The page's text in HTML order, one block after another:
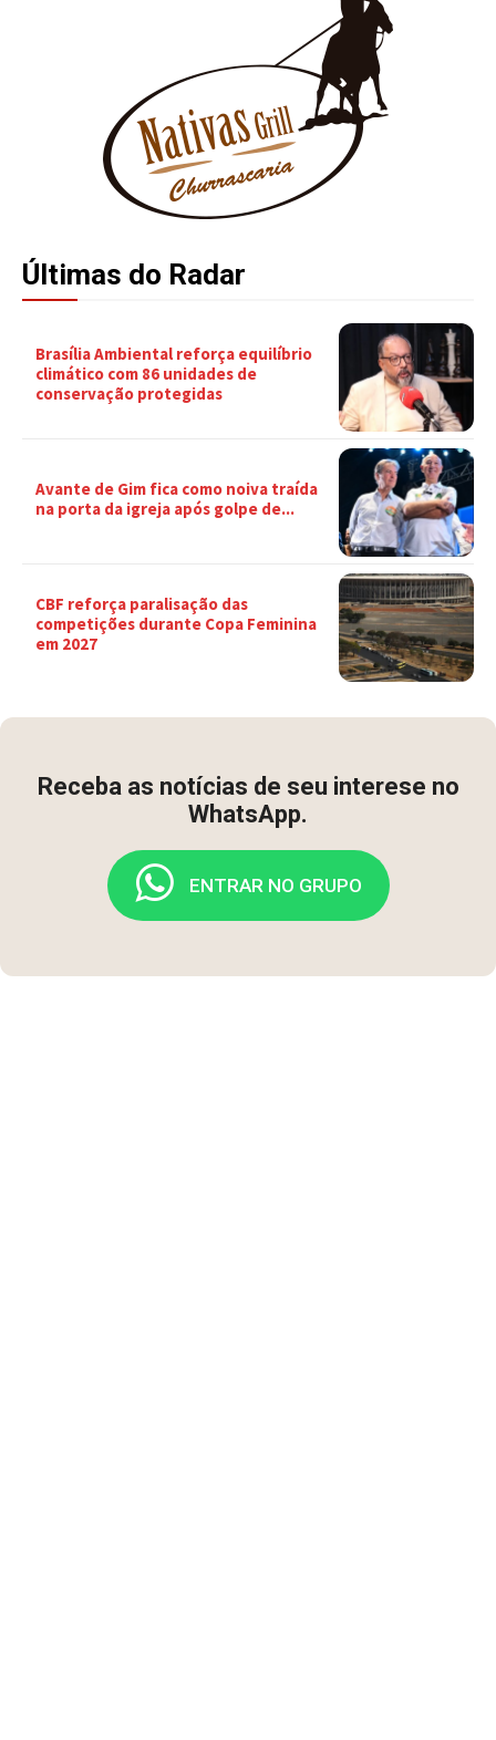
Últimas do Radar
Brasília Ambiental reforça equilíbrio
climático com 86 unidades de
conservação protegidas
Avante de Gim fica como noiva traída
na porta da igreja após golpe de...
CBF reforça paralisação das
competições durante Copa Feminina
em 2027
Receba as notícias de seu interese no
WhatsApp.
ENTRAR NO GRUPO